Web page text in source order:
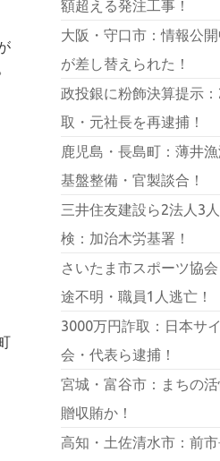
額超える発注工事！
大阪・守口市：情報公
が差し替えられた！
政投銀に粉飾決算提示
取・元社長を再逮捕！
鹿児島・長島町：薄井
基盤整備・官製談合！
三井住友建設ら2法人3
検：加治木労基署！
さいたま市スポーツ協
途不明・職員1人逃亡！
3000万円詐取：日本サ
会・代表ら逮捕！
宮城・富谷市：まちの
贈収賄か！
高知・土佐清水市：前